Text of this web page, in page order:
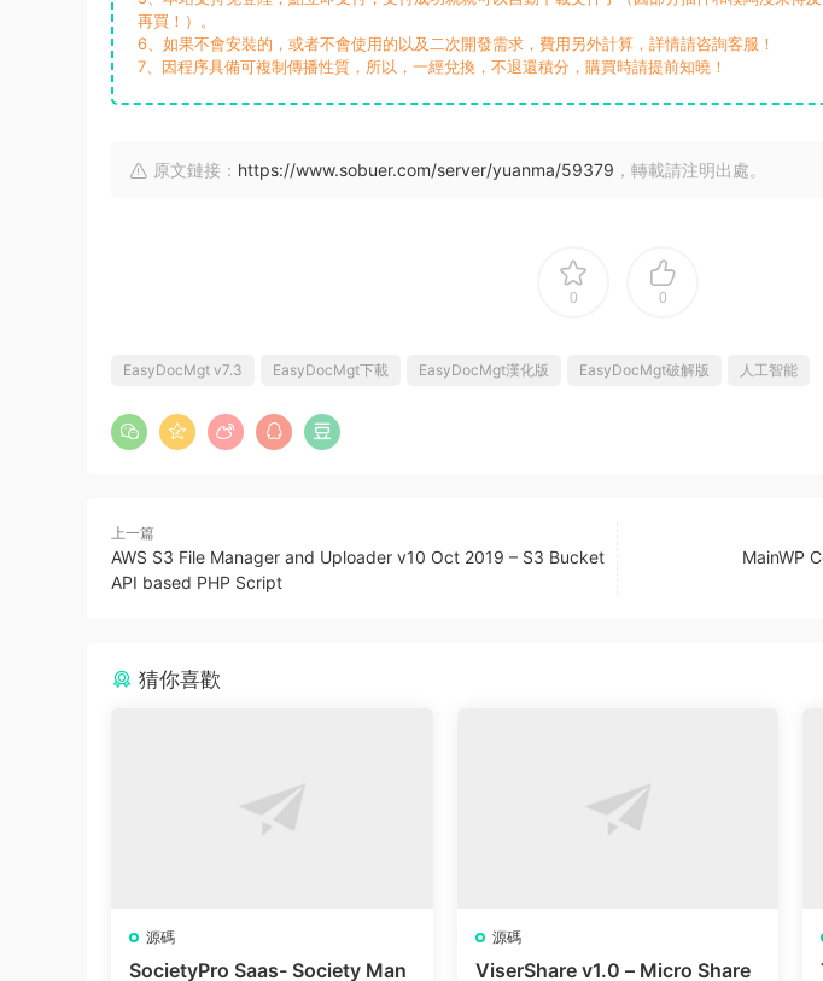
再買！）。
6、如果不會安裝的，或者不會使用的以及二次開發需求，費用另外計算，詳情請咨詢客服！
7、因程序具備可複制傳播性質，所以，一經兌換，不退還積分，購買時請提前知曉！
原文鏈接： https://www.sobuer.com/server/yuanma/59379 ，轉載請注明出處。
0 0
EasyDocMgt v7.3 EasyDocMgt下載 EasyDocMgt漢化版 EasyDocMgt破解版 人工智能
上一篇
AWS S3 File Manager and Uploader v10 Oct 2019 – S3 Bucket
API based PHP Script
MainWP
猜你喜歡
源碼
SocietyPro Saas- Society Man
源碼
ViserShare v1.0 – Micro Share